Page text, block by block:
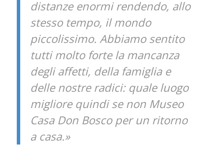
distanze enormi rendendo, allo
stesso tempo, il mondo
piccolissimo. Abbiamo sentito
tutti molto forte la mancanza
degli affetti, della famiglia e
delle nostre radici: quale luogo
migliore quindi se non Museo
Casa Don Bosco per un ritorno
a casa.»